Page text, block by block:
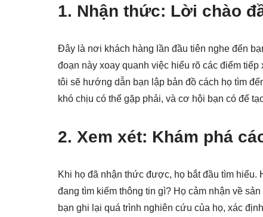
1. Nhận thức: Lời chào
Đây là nơi khách hàng lần đầu tiên nghe đến
đoạn này xoay quanh việc hiểu rõ các điểm
tôi sẽ hướng dẫn bạn lập bản đồ cách họ tìm
khó chịu có thể gặp phải, và cơ hội bạn có để
2. Xem xét: Khám phá
Khi họ đã nhận thức được, họ bắt đầu tìm hiểu.
đang tìm kiếm thông tin gì? Họ cảm nhận về
bạn ghi lại quá trình nghiên cứu của họ, xác